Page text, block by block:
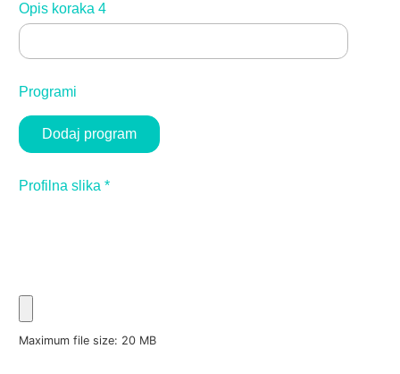
Opis koraka 4
Programi
Dodaj program
Profilna slika *
Maximum file size: 20 MB